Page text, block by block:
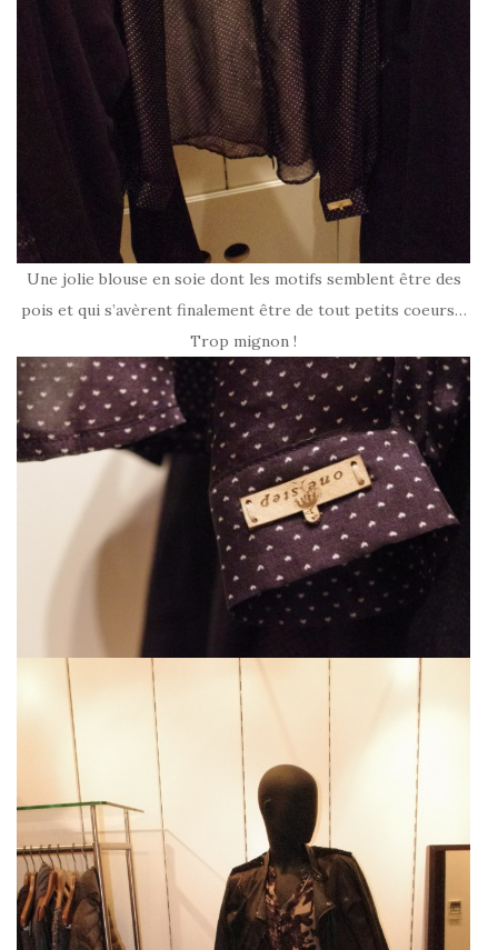
Une jolie blouse en soie dont les motifs semblent être des
pois et qui s’avèrent finalement être de tout petits coeurs…
Trop mignon !